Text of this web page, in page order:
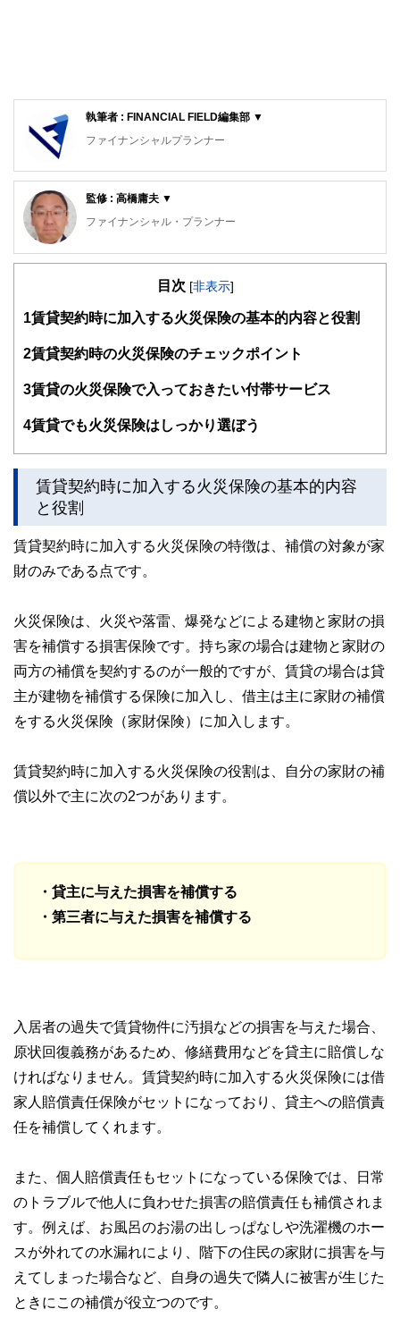
執筆者 : FINANCIAL FIELD編集部 ▼
ファイナンシャルプランナー
FinancialField編集部は、金融、経済に関する記事を、日々
知識がない方でも理解できるようわかりやすく発信していま
す。
得者を中心に「お金や暮らし」に関する書籍・雑誌の編集経
験者で構成され、企画立案から記事掲載まですべての工程に
FinancialFieldの特徴は、ファイナンシャルプランナー、弁
ドバイザー、DCプランナー、公認会計士、社会保険労務
ど150名以上の有資格者を執筆者・監修者として迎え、むず
をわかりやすく発信している点です。
このように編集経験豊富なメンバーと金融や経済に精通した
執筆者・監修者による執筆体制を築くことで、内容のわかり
やすさはもちろんのこと、読み応えのあるコンテンツと確か
コンシェルジュを目指します。
監修 : 高橋庸夫 ▼
ファイナンシャル・プランナー
住宅ローンアドバイザー ,宅地建物取引士, マンション管理
サラリーマン生活２４年、その間１０回以上の転勤を経験
に努めるとともに、自らが経験した「サラリーマンの退職、
として、個別相談、セミナー講師など精力的に活動。また、
マンション管理士として管理組合運営や役員やマンション居
住者への支援を実施。妻と長女と犬１匹。
目次 [非表示]
1 賃貸契約時に加入する火災保険の基本的内容と役割
2賃貸契約時の火災保険のチェックポイント
3賃貸の火災保険で入っておきたい付帯サービス
4賃貸でも火災保険はしっかり選ぼう
賃貸契約時に加入する火災保険の基本的内容
と役割
賃貸契約時に加入する火災保険の特徴は、補償の対象が家
財のみである点です。
火災保険は、火災や落雷、爆発などによる建物と家財の損
害を補償する損害保険です。持ち家の場合は建物と家財の
両方の補償を契約するのが一般的ですが、賃貸の場合は貸
主が建物を補償する保険に加入し、借主は主に家財の補償
をする火災保険（家財保険）に加入します。
賃貸契約時に加入する火災保険の役割は、自分の家財の補
償以外で主に次の2つがあります。
・貸主に与えた損害を補償する
・第三者に与えた損害を補償する
入居者の過失で賃貸物件に汚損などの損害を与えた場合、
原状回復義務があるため、修繕費用などを貸主に賠償しな
ければなりません。賃貸契約時に加入する火災保険には借
家人賠償責任保険がセットになっており、貸主への賠償責
任を補償してくれます。
また、個人賠償責任もセットになっている保険では、日常
のトラブルで他人に負わせた損害の賠償責任も補償されま
す。例えば、お風呂のお湯の出しっぱなしや洗濯機のホー
スが外れての水漏れにより、階下の住民の家財に損害を与
えてしまった場合など、自身の過失で隣人に被害が生じた
ときにこの補償が役立つのです。